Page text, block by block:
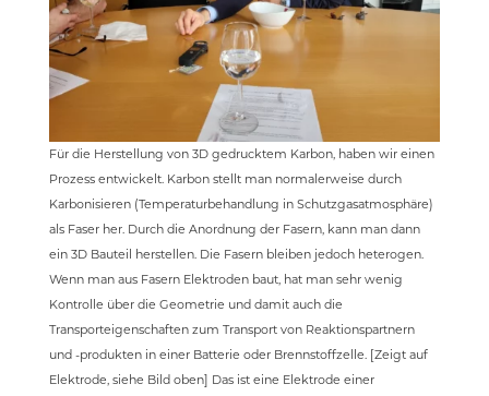
Für die Herstellung von 3D gedrucktem Karbon, haben wir einen
Prozess entwickelt. Karbon stellt man normalerweise durch
Karbonisieren (Temperaturbehandlung in Schutzgasatmosphäre)
als Faser her. Durch die Anordnung der Fasern, kann man dann
ein 3D Bauteil herstellen. Die Fasern bleiben jedoch heterogen.
Wenn man aus Fasern Elektroden baut, hat man sehr wenig
Kontrolle über die Geometrie und damit auch die
Transporteigenschaften zum Transport von Reaktionspartnern
und -produkten in einer Batterie oder Brennstoffzelle. [Zeigt auf
Elektrode, siehe Bild oben] Das ist eine Elektrode einer